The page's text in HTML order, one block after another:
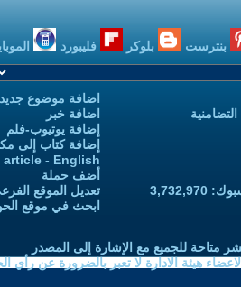
بنترست بلوكر فليبورد
اضافة موضوع جديد
اضافة خبر
إضافة يوتيوب-فلم
إضافة كتاب إلى
article - English
أضف حملة
تعديل الموقع
ابحث في موقع
متاحة للجميع مع الإشارة إلى المصدر
هيئة الادارة لا تعبر بالضرورة عن رأي